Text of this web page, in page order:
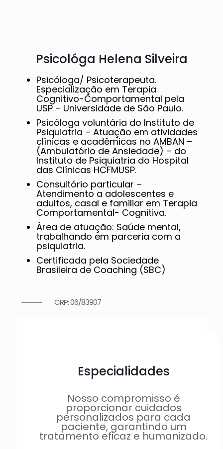
Psicológa Helena Silveira
Psicóloga/ Psicoterapeuta.
Especialização em Terapia
Cognitivo-Comportamental pela
USP – Universidade de São Paulo.
Psicóloga voluntária do Instituto de
Psiquiatria – Atuação em atividades
clínicas e acadêmicas no AMBAN –
(Ambulatório de Ansiedade) – do
Instituto de Psiquiatria do Hospital
das Clínicas HCFMUSP.
Consultório particular –
Atendimento a adolescentes e
adultos, casal e familiar em Terapia
Comportamental- Cognitiva.
Área de atuação: Saúde mental,
trabalhando em parceria com a
psiquiatria.
Certificada pela Sociedade
Brasileira de Coaching (SBC)
CRP: 06/83907
Especialidades
Nosso compromisso é
proporcionar cuidados
personalizados para cada
paciente, garantindo um
tratamento eficaz e humanizado.